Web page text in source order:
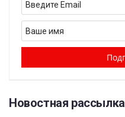
Новостная рассылка​